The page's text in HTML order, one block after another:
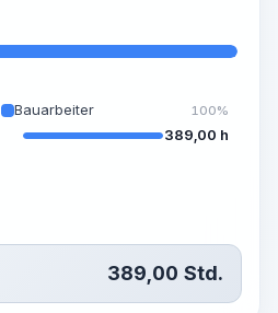
Bauarbeiter 100%
389,00 h
389,00 Std.